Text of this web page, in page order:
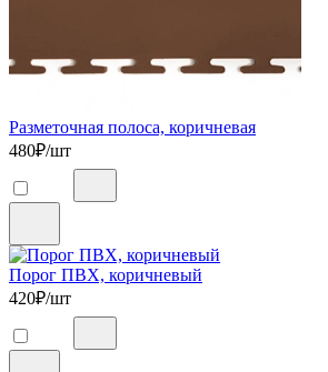
Разметочная полоса, коричневая
480₽/шт
Порог ПВХ, коричневый
420₽/шт